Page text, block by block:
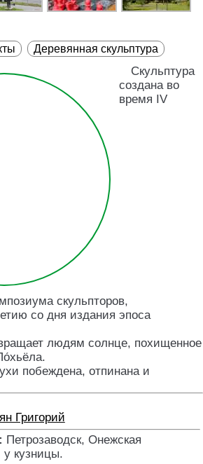
Деревянная скульптура
Скульптура
создана во
время IV
скульпторов,
со дня издания эпоса
людям солнце, похищенное
побеждена, отпинана и
Григорий
Петрозаводск, Онежская
у кузницы.